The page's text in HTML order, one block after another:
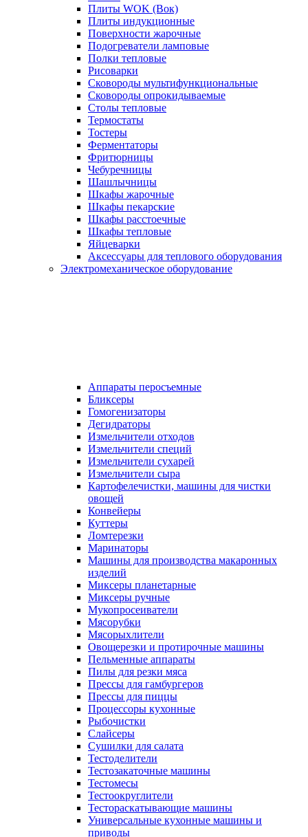
Плиты WOK (Вок)
Плиты индукционные
Поверхности жарочные
Подогреватели ламповые
Полки тепловые
Рисоварки
Сковороды мультифункциональные
Сковороды опрокидываемые
Столы тепловые
Термостаты
Тостеры
Ферментаторы
Фритюрницы
Чебуречницы
Шашлычницы
Шкафы жарочные
Шкафы пекарские
Шкафы расстоечные
Шкафы тепловые
Яйцеварки
Аксессуары для теплового оборудования
Электромеханическое оборудование
Аппараты перосъемные
Бликсеры
Гомогенизаторы
Дегидраторы
Измельчители отходов
Измельчители специй
Измельчители сухарей
Измельчители сыра
Картофелечистки, машины для чистки
овощей
Конвейеры
Куттеры
Ломтерезки
Маринаторы
Машины для производства макаронных
изделий
Миксеры планетарные
Миксеры ручные
Мукопросеиватели
Мясорубки
Мясорыхлители
Овощерезки и протирочные машины
Пельменные аппараты
Пилы для резки мяса
Прессы для гамбургеров
Прессы для пиццы
Процессоры кухонные
Рыбочистки
Слайсеры
Сушилки для салата
Тестоделители
Тестозакаточные машины
Тестомесы
Тестоокруглители
Тестораскатывающие машины
Универсальные кухонные машины и
приводы